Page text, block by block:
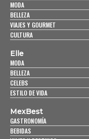
MODA
BELLEZA
VIAJES Y GOURMET
CULTURA
Elle
MODA
BELLEZA
CELEBS
ESTILO DE VIDA
MexBest
GASTRONOMÍA
BEBIDAS